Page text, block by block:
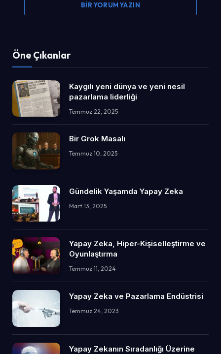
BIR YORUM YAZIN
Öne Çıkanlar
Kaygılı yeni dünya ve yeni nesil
pazarlama liderliği
Temmuz 22, 2025
Bir Grok Masalı
Temmuz 10, 2025
Gündelik Yaşamda Yapay Zeka
Mart 13, 2025
Yapay Zeka, Hiper-Kişiselleştirme ve
Oyunlaştırma
Temmuz 11, 2024
Yapay Zeka ve Pazarlama Endüstrisi
Temmuz 24, 2023
Yapay Zekanın Sıradanlığı Üzerine